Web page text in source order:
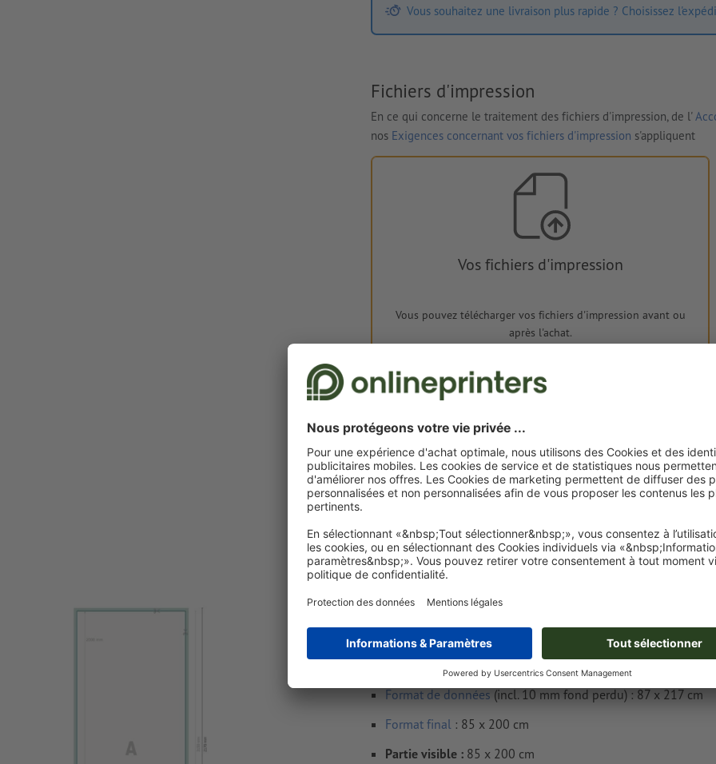
Vous souhaitez une livraison plus rapide ? Choisissez
Fichiers d'impression
En ce qui concerne le traitement des fichiers d'impression, de l'
nos Exigences concernant vos fichiers d'impression s'appliquent
Vos fichiers d'impression
Vous pouvez télécharger vos fichiers d'impression avant ou
après l'achat.
Je dépose mes fichiers
€ 64,61
Livraison approx. :
lun. 17 août - mar. 18 août
Exigences relatives aux fichiers d'impression
multiple Roll-up économique, réimpression,
cm
Format de données (incl. 10 mm fond perdu) : 87 x 217 cm
Format final : 85 x 200 cm
Partie visible : 85 x 200 cm